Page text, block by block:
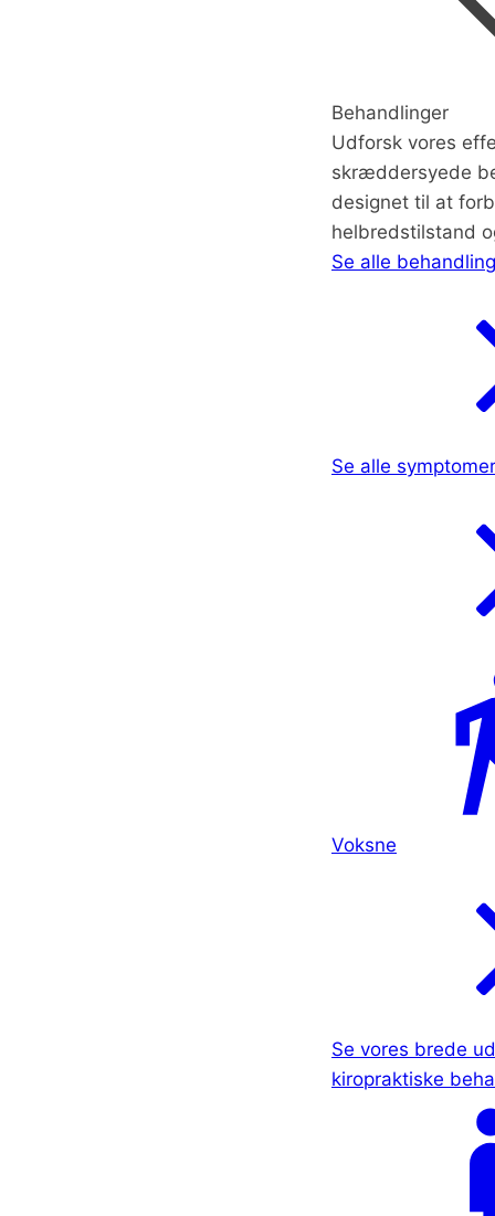
Behandlinger
Udforsk vores
skræddersyede
designet til at
helbredstilstand
Se alle
Se alle symptomer
Voksne
Se vores brede
kiropraktiske